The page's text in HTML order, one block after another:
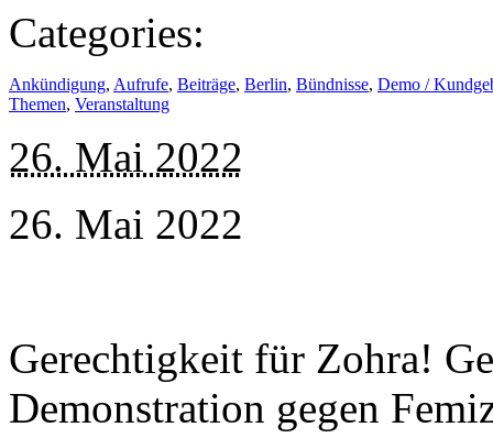
Categories:
Ankündigung, Aufrufe, Beiträge, Berlin, Bündnisse, Demo /
Themen, Veranstaltung
26. Mai 2022
26. Mai 2022
Gerechtigkeit für Zohra!
Demonstration gegen